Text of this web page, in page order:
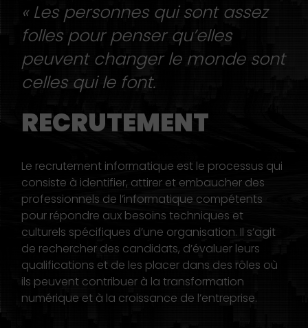
« Les personnes qui sont assez
folles pour penser qu’elles
peuvent changer le monde sont
celles qui le font.
RECRUTEMENT
Le recrutement informatique est le processus qui
consiste à identifier, attirer et embaucher des
professionnels de l’informatique compétents
pour répondre aux besoins techniques et
culturels spécifiques d’une organisation. Il s’agit
de rechercher des candidats, d’évaluer leurs
qualifications et de les placer dans des rôles où
ils peuvent contribuer à la transformation
numérique et à la croissance de l’entreprise.